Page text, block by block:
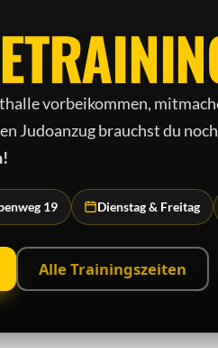
vorbeikommen,
Judo­anzug brauchst du
19 Dienstag & Freitag
Alle Trainingszeiten